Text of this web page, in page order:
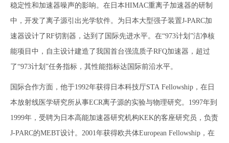
稳定性和加速器噪声的影响。在日本HIMAC重离子加速器的研制
中，开发了离子源引出光学软件。为日本大型强子装置J-PARC加
速器设计了RF切割器，达到了国际先进水平。在“973计划”洁净核
能项目中，自主设计建造了我国首台强流质子RFQ加速器，超过
了“973计划”任务指标，其性能指标达国际前沿水平。
国际合作方面，他于1992年获得日本科技厅STA Fellowship，在日
本放射线医学研究所从事ECR离子源的实验与物理研究。1997年到
1999年，受聘为日本高能加速器研究机构KEK的客座研究员，负责
J-PARC的MEBT设计。2001年获得欧共体European Fellowship，在